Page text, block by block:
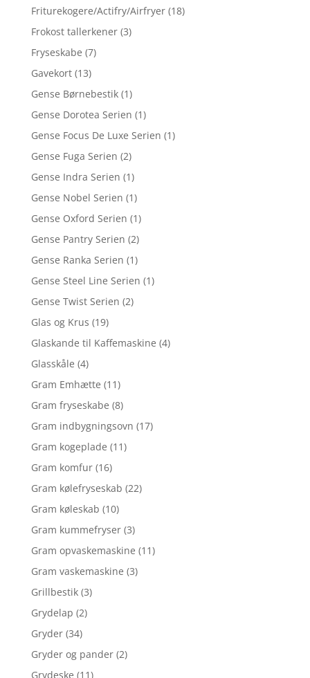
Friturekogere/Actifry/Airfryer (18)
Frokost tallerkener (3)
Fryseskabe (7)
Gavekort (13)
Gense Børnebestik (1)
Gense Dorotea Serien (1)
Gense Focus De Luxe Serien (1)
Gense Fuga Serien (2)
Gense Indra Serien (1)
Gense Nobel Serien (1)
Gense Oxford Serien (1)
Gense Pantry Serien (2)
Gense Ranka Serien (1)
Gense Steel Line Serien (1)
Gense Twist Serien (2)
Glas og Krus (19)
Glaskande til Kaffemaskine (4)
Glasskåle (4)
Gram Emhætte (11)
Gram fryseskabe (8)
Gram indbygningsovn (17)
Gram kogeplade (11)
Gram komfur (16)
Gram kølefryseskab (22)
Gram køleskab (10)
Gram kummefryser (3)
Gram opvaskemaskine (11)
Gram vaskemaskine (3)
Grillbestik (3)
Grydelap (2)
Gryder (34)
Gryder og pander (2)
Grydeske (11)